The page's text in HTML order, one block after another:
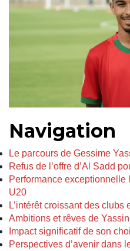
Navigation
Le parcours de Gessime
Refus de l’offre d’Al Sadd
Performance
U20
L’intérêt croissant des clubs
Ambitions et rêves de
Impact significatif de son
Perspectives d’avenir dans